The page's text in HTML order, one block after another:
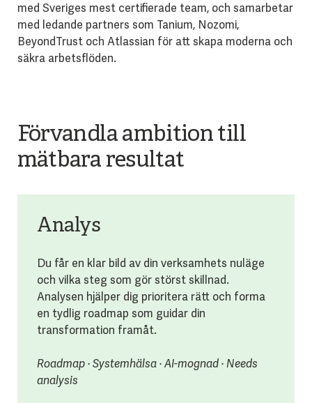
med Sveriges mest certifierade team, och samarbetar
med ledande partners som Tanium, Nozomi,
BeyondTrust och Atlassian för att skapa moderna och
säkra arbetsflöden.
Förvandla ambition till
mätbara resultat
Analys
Du får en klar bild av din verksamhets nuläge
och vilka steg som gör störst skillnad.
Analysen hjälper dig prioritera rätt och forma
en tydlig roadmap som guidar din
transformation framåt.
Roadmap · Systemhälsa · AI-mognad · Needs
analysis